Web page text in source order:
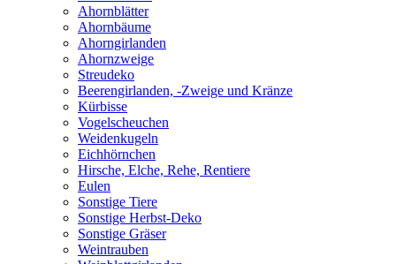
Ahornblätter
Ahornbäume
Ahorngirlanden
Ahornzweige
Streudeko
Beerengirlanden, -Zweige und Kränze
Kürbisse
Vogelscheuchen
Weidenkugeln
Eichhörnchen
Hirsche, Elche, Rehe, Rentiere
Eulen
Sonstige Tiere
Sonstige Herbst-Deko
Sonstige Gräser
Weintrauben